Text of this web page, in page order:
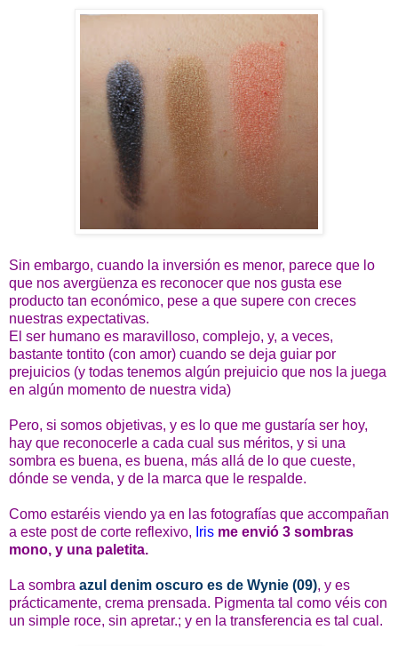
Sin embargo, cuando la inversión es menor, parece que lo
que nos avergüenza es reconocer que nos gusta ese
producto tan económico, pese a que supere con creces
nuestras expectativas.
El ser humano es maravilloso, complejo, y, a veces,
bastante tontito (con amor) cuando se deja guiar por
prejuicios (y todas tenemos algún prejuicio que nos la juega
en algún momento de nuestra vida)
Pero, si somos objetivas, y es lo que me gustaría ser hoy,
hay que reconocerle a cada cual sus méritos, y si una
sombra es buena, es buena, más allá de lo que cueste,
dónde se venda, y de la marca que le respalde.
Como estaréis viendo ya en las fotografías que accompañan
a este post de corte reflexivo, Iris me envió 3 sombras
mono, y una paletita.
La sombra azul denim oscuro es de Wynie (09), y es
prácticamente, crema prensada. Pigmenta tal como véis con
un simple roce, sin apretar.; y en la transferencia es tal cual.